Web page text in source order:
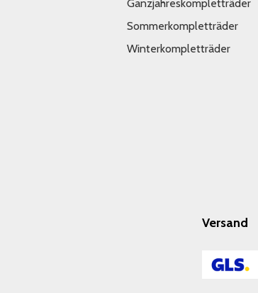
Ganzjahreskompletträder
Sommerkompletträder
Winterkompletträder
Versand